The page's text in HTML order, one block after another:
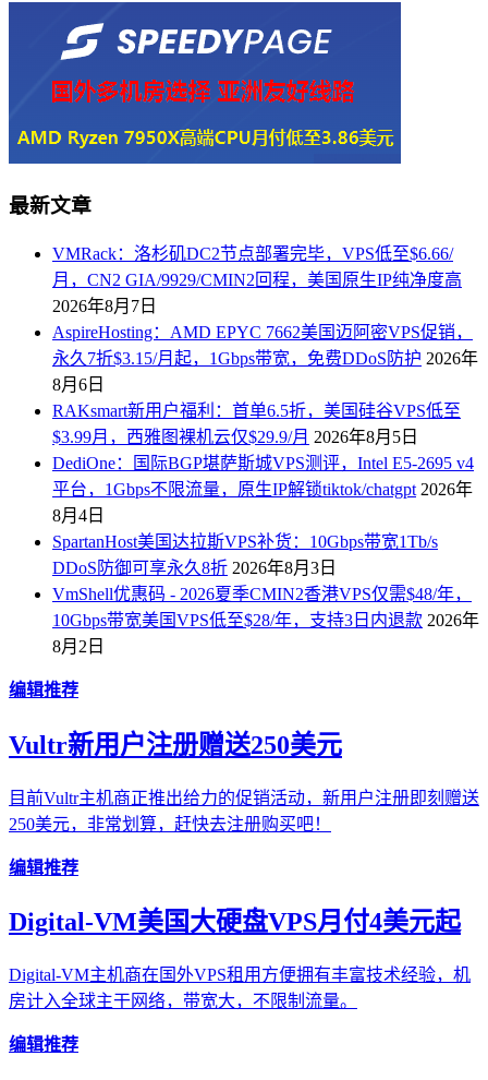
最新文章
VMRack：洛杉矶DC2节点部署完毕，VPS低至$6.66/
月，CN2 GIA/9929/CMIN2回程，美国原生IP纯净度高
2026年8月7日
AspireHosting：AMD EPYC 7662美国迈阿密VPS促销，
永久7折$3.15/月起，1Gbps带宽，免费DDoS防护 2026年
8月6日
RAKsmart新用户福利：首单6.5折，美国硅谷VPS低至
$3.99月，西雅图裸机云仅$29.9/月 2026年8月5日
DediOne：国际BGP堪萨斯城VPS测评，Intel E5-2695 v4
平台，1Gbps不限流量，原生IP解锁tiktok/chatgpt 2026年
8月4日
SpartanHost美国达拉斯VPS补货：10Gbps带宽1Tb/s
DDoS防御可享永久8折 2026年8月3日
VmShell优惠码 - 2026夏季CMIN2香港VPS仅需$48/年，
10Gbps带宽美国VPS低至$28/年，支持3日内退款 2026年
8月2日
编辑推荐
Vultr新用户注册赠送250美元
目前Vultr主机商正推出给力的促销活动，新用户注册即刻赠送
250美元，非常划算，赶快去注册购买吧！
编辑推荐
Digital-VM美国大硬盘VPS月付4美元起
Digital-VM主机商在国外VPS租用方便拥有丰富技术经验，机
房计入全球主干网络，带宽大，不限制流量。
编辑推荐